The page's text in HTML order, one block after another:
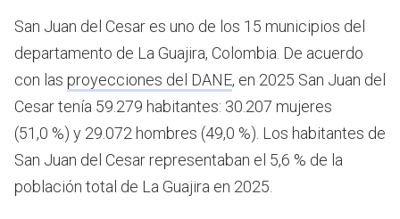
San Juan del Cesar es uno de los 15 municipios del
departamento de La Guajira, Colombia. De acuerdo
con las proyecciones del DANE, en 2025 San Juan del
Cesar tenía 59.279 habitantes: 30.207 mujeres
(51,0 %) y 29.072 hombres (49,0 %). Los habitantes de
San Juan del Cesar representaban el 5,6 % de la
población total de La Guajira en 2025.